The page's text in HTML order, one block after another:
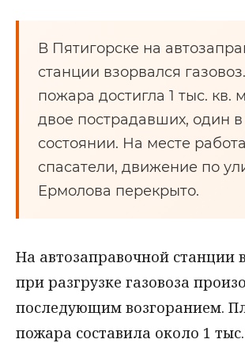
НОВОСТИ
В Пятигорске на
станции взорвался
пожара достигла 1 тыс. кв.
двое пострадавших, один
состоянии. На месте
спасатели, движение по
Ермолова перекрыто.
На автозаправочной станции
при разгрузке газовоза
последующим возгоранием.
пожара составила около 1